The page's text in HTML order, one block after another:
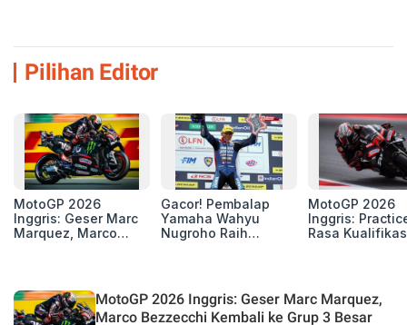
Pilihan Editor
MotoGP 2026
Inggris: Geser Marc
Marquez, Marco
Gacor! Pembalap
Yamaha Wahyu
Nugroho Raih
MotoGP 2026
Inggris:
Rasa
Silverstone!
MotoGP 2026 Inggris: Geser Marc Marquez,
Marco Bezzecchi Kembali ke Grup 3 Besar